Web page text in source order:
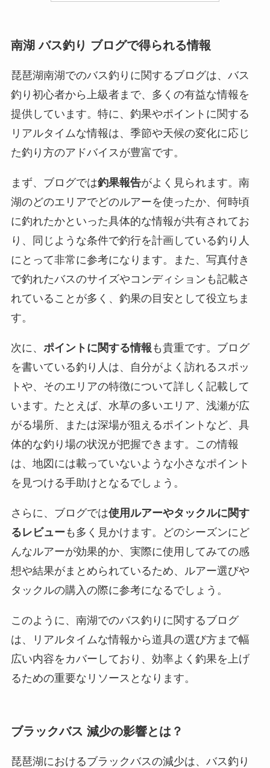
南湖 バス釣り ブログで得られる情報
琵琶湖南湖でのバス釣りに関するブログは、バス
釣り初心者から上級者まで、多くの有益な情報を
提供しています。特に、釣果やポイントに関する
リアルタイムな情報は、季節や天候の変化に応じ
た釣り方のアドバイスが豊富です。
まず、ブログでは釣果報告がよく見られます。南
湖のどのエリアでどのルアーを使ったか、何時頃
に釣れたかといった具体的な情報が共有されてお
り、同じような条件で釣行を計画している釣り人
にとって非常に参考になります。また、写真付き
で釣れたバスのサイズやコンディションも記載さ
れていることが多く、釣果の目安として役立ちま
す。
次に、 ポイントに関する情報 も貴重です。ブログ
を書いている釣り人は、自分がよく訪れるスポッ
トや、そのエリアの特徴について詳しく記載して
います。たとえば、水草の多いエリア、浅瀬が広
がる場所、または深場が狙えるポイントなど、具
体的な釣り場の状況が把握できます。この情報
は、地図には載っていないような小さなポイント
を見つける手助けとなるでしょう。
さらに、ブログでは使用ルアーやタックルに関す
るレビュー も多く見かけます。どのシーズンにど
んなルアーが効果的か、実際に使用してみての感
想や結果がまとめられているため、ルアー選びや
タックルの購入の際に参考になるでしょう。
このように、南湖でのバス釣りに関するブログ
は、リアルタイムな情報から道具の選び方まで幅
広い内容をカバーしており、効率よく釣果を上げ
るための重要なリソースとなります。
ブラックバス 減少の影響とは？
琵琶湖におけるブラックバスの減少は、バス釣り